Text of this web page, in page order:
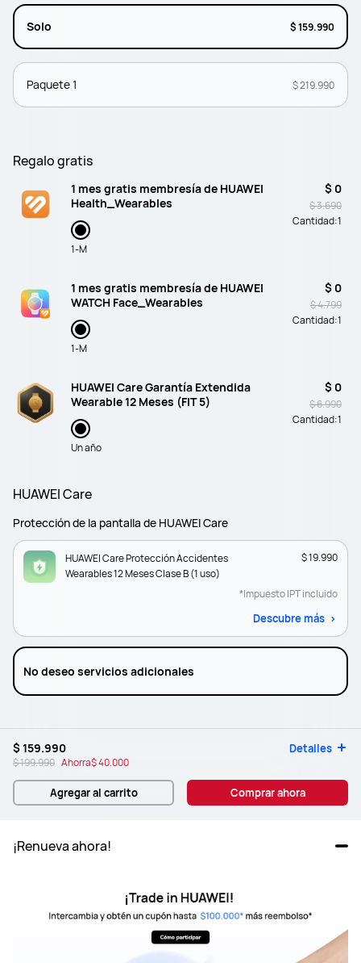
Solo $ 159.990
Paquete 1 $ 219.990
Regalo gratis
1 mes gratis membresía de HUAWEI
Health_Wearables
1-M
$ 0
$ 3.690
Cantidad:1
1 mes gratis membresía de HUAWEI
WATCH Face_Wearables
1-M
$ 0
$ 4.799
Cantidad:1
HUAWEI Care Garantía Extendida
Wearable 12 Meses (FIT 5)
Un año
$ 0
$ 6.990
Cantidad:1
HUAWEI Care
Protección de la pantalla de HUAWEI Care
HUAWEI Care Protección Accidentes
Wearables 12 Meses Clase B (1 uso)
$ 19.990
*Impuesto IPT incluido
Descubre más
No deseo servicios adicionales
$ 159.990 Detalles
$ 199.990 Ahorra$ 40.000
Agregar al carrito Comprar ahora
¡Renueva ahora!